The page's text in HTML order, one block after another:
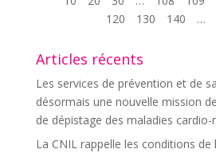
120
130 140 …
Articles récents
Les services de prévention et de
désormais une nouvelle mission
de dépistage des maladies cardio-
La CNIL rappelle les conditions de